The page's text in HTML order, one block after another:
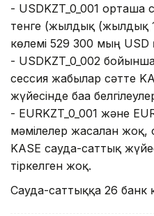
- USDKZT_0_001 орташа
тенге (жылдық (жылдық
көлемі 529 300 мың USD
- USDKZT_0_002
сессия жабылар сәтте
жүйесінде баға
- EURKZT_0_001 және
мәмілелер жасалған
KASE сауда-саттық
тіркелген жоқ.
Сауда-саттыққа 26 банк